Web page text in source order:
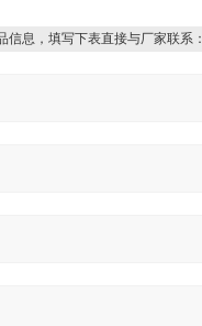
息，填写下表直接与厂家联系：